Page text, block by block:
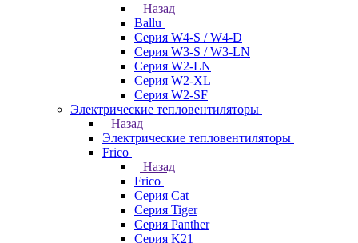
Назад
Ballu
Серия W4-S / W4-D
Серия W3-S / W3-LN
Серия W2-LN
Серия W2-XL
Серия W2-SF
Электрические тепловентиляторы
Назад
Электрические тепловентиляторы
Frico
Назад
Frico
Серия Cat
Серия Tiger
Серия Panther
Серия K21